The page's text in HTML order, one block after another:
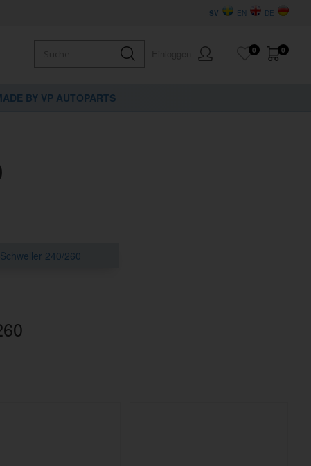
DE
EN
SV
0
0
BY VP AUTOPARTS
Schweller 240/260